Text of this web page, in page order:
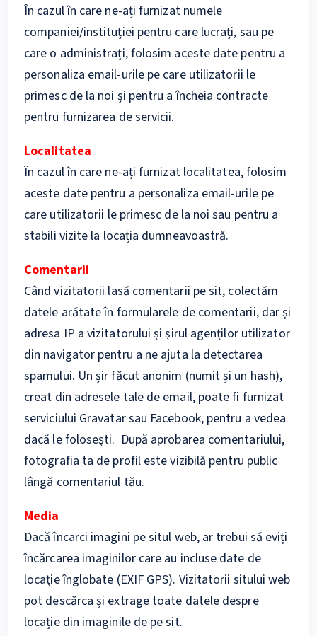
În cazul în care ne-ați furnizat numele
companiei/instituției pentru care lucrați, sau pe
care o administrați, folosim aceste date pentru a
personaliza email-urile pe care utilizatorii le
primesc de la noi și pentru a încheia contracte
pentru furnizarea de servicii.
Localitatea
În cazul în care ne-ați furnizat localitatea, folosim
aceste date pentru a personaliza email-urile pe
care utilizatorii le primesc de la noi sau pentru a
stabili vizite la locația dumneavoastră.
Comentarii
Când vizitatorii lasă comentarii pe sit, colectăm
datele arătate în formularele de comentarii, dar și
adresa IP a vizitatorului și șirul agenților utilizator
din navigator pentru a ne ajuta la detectarea
spamului. Un șir făcut anonim (numit și un hash),
creat din adresele tale de email, poate fi furnizat
serviciului Gravatar sau Facebook, pentru a vedea
dacă le folosești. După aprobarea comentariului,
fotografia ta de profil este vizibilă pentru public
lângă comentariul tău.
Media
Dacă încarci imagini pe situl web, ar trebui să eviți
încărcarea imaginilor care au incluse date de
locație înglobate (EXIF GPS). Vizitatorii sitului web
pot descărca și extrage toate datele despre
locație din imaginile de pe sit.